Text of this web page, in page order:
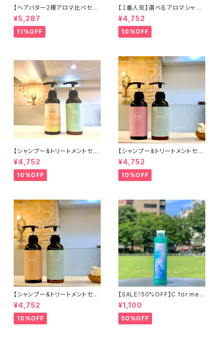
【ヘアバター2種アロマ比べセッ
ト】C for meヘア&ハンドバタ
ー48g×2種 /マルチバーム/
ヘアバーム
¥5,287
11%OFF
【１番人気】選べるアロマシャン
プー2本セット （C for meシャ
ンプーお好きな2種）
¥4,752
10%OFF
【シャンプー&トリートメントセッ
ト③】C for meシャンプー（キン
モクセイ）＋C for meトリート
メント
¥4,752
10%OFF
【シャンプー&トリートメントセッ
ト②】C for meシャンプー（フル
ーツタルト）&C for meトリート
メント
¥4,752
10%OFF
【シャンプー&トリートメントセッ
ト①】C for meシャンプー（ベビ
ーオレンジ）&C for meトリート
メント
¥4,752
10%OFF
【SALE！50%OFF】C for meミ
ントボディソープ【ピンクグレー
プフルーツの香り】240ml
¥1,100
50%OFF